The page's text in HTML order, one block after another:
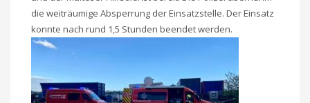
die weiträumige Absperrung der Einsatzstelle. Der Einsatz
konnte nach rund 1,5 Stunden beendet werden.